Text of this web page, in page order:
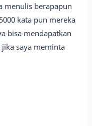
menulis berapapun
kata pun mereka
bisa mendapatkan
saya meminta